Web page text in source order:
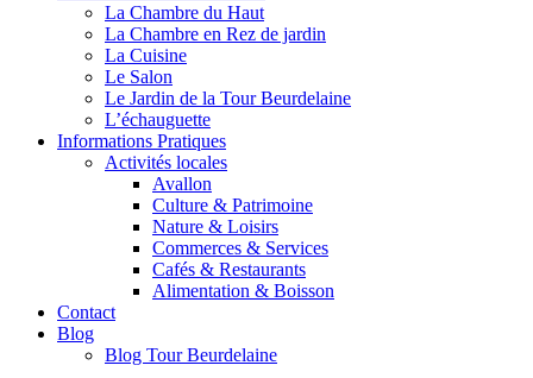
La Chambre du Haut
La Chambre en Rez de jardin
La Cuisine
Le Salon
Le Jardin de la Tour Beurdelaine
L’échauguette
Informations Pratiques
Activités locales
Avallon
Culture & Patrimoine
Nature & Loisirs
Commerces & Services
Cafés & Restaurants
Alimentation & Boisson
Contact
Blog
Blog Tour Beurdelaine